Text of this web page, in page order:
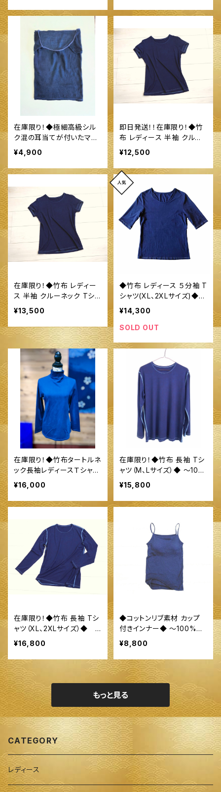
染～
在庫限り！◆極細高級シル
ク混の耳当てが付いたマス
クになるネックウォーマー
◆ ～100%オーガニックす
くも使用 醗酵建て伊勢藍染
¥4,900
即日発送！！在庫限り！◆竹
布 レディース 半袖 クルー
ネック Tシャツ(M、Ｌサイズ)
◆ 〜100%オーガニック
すくも使用 醗酵建て伊勢藍
染～
¥12,500
在庫限り！◆竹布 レディー
ス 半袖 クルーネック Tシャ
ツ（XL、2XL）◆ 〜100%
オーガニックすくも使用 醗
酵建て伊勢藍染～
¥13,500
◆竹布 レディース ５分袖 T
シャツ(XL、2XLサイズ)◆
～100%オーガニックすくも
使用 醗酵建て伊勢藍染～
¥14,300
SOLD OUT
在庫限り！◆竹布タートルネ
ック長袖レディースＴシャツ
◆ 〜100%オーガニックす
くも使用 醗酵建て伊勢藍染
～
¥16,000
在庫限り！◆竹布 長袖 Tシ
ャツ（M、Lサイズ）◆ ～10
0%オーガニックすくも使用
醗酵建て伊勢藍染～
¥15,800
在庫限り！◆竹布 長袖 Tシ
ャツ（XL、2XLサイズ）◆
～100%オーガニックすくも
使用 醗酵建て伊勢藍染～
¥16,800
◆コットンリブ素材 カップ
付きインナー◆ ～100%オ
ーガニックすくも使用 醗酵
建て伊勢藍染～
¥8,800
もっと見る
CATEGORY
レディース